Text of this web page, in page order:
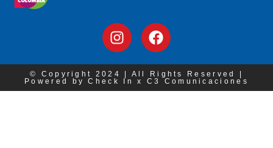
© Copyright 2024 | All Rights Reserved |
Powered by Check In x C3 Comunicaciones